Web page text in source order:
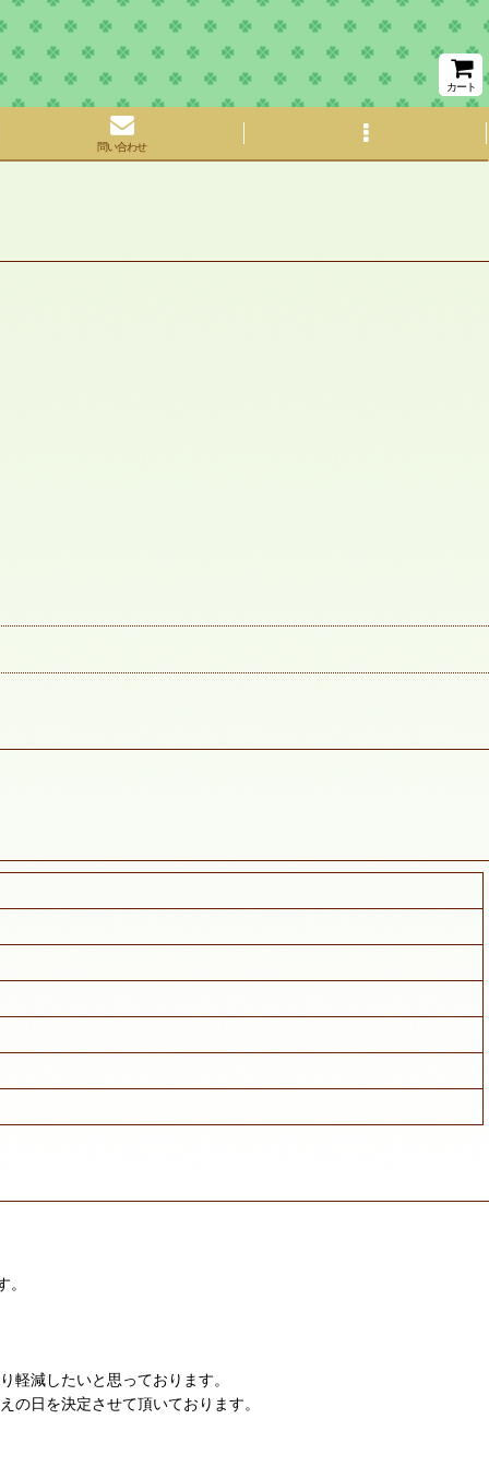
カート
問い合わせ
減したいと思っております。
日を決定させて頂いております。